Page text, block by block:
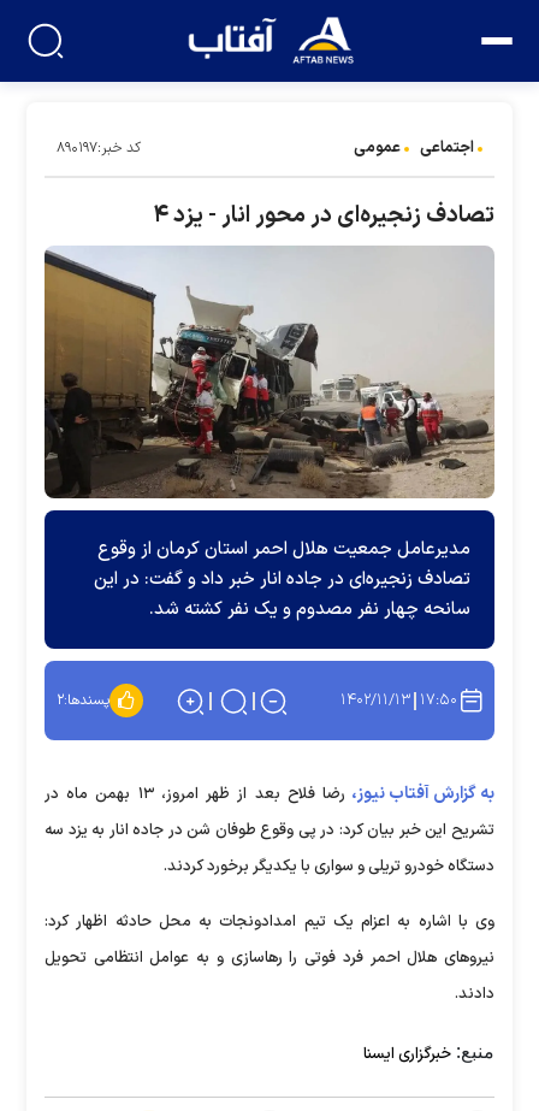
اجتماعی عمومی کد خبر:۸۹۰۱۹۷
تصادف زنجیره‌ای در محور انار - یزد ۴
مدیرعامل جمعیت هلال احمر استان کرمان از وقوع
تصادف زنجیره‌ای در جاده انار خبر داد و گفت: در این
سانحه چهار نفر مصدوم و یک نفر کشته شد.
۱۷:۵۰ ۱۴۰۲/۱۱/۱۳ پسندها:۲
به گزارش آفتاب نیوز،
رضا فلاح بعد از ظهر امروز، ۱۳ بهمن ماه در
تشریح این خبر بیان کرد: در پی وقوع طوفان شن در جاده انار به یزد سه
دستگاه خودرو تریلی و سواری با یکدیگر برخورد کردند.
وی با اشاره به اعزام یک تیم امدادونجات به محل حادثه اظهار کرد:
نیرو‌های هلال احمر فرد فوتی را رهاسازی و به عوامل انتظامی تحویل
دادند.
منبع: خبرگزاری ایسنا